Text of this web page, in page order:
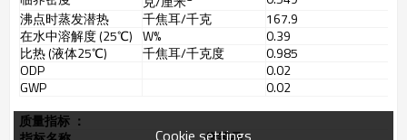
沸点时蒸发潜热
千焦耳/千克
167.9
在水中溶解度 (25℃) W%
0.39
比热 (液体25℃)
千焦耳/千克度
0.985
ODP
0.02
GWP
0.02
质量指标 ：
Cookie settings